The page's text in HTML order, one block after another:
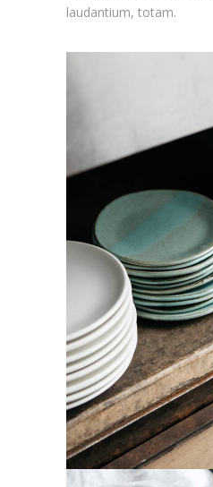
laudantium, totam.